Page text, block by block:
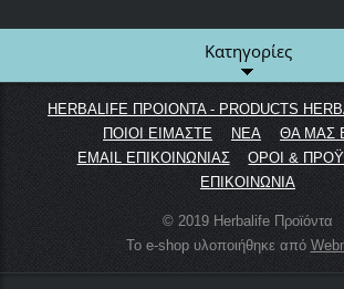
Κατηγορίες
HERBALIFE ΠΡΟΙΟΝΤΑ - PRODUCTS
ΠΟΙΟΙ ΕΙΜΑΣΤΕ
ΝΕΑ
ΘΑ ΜΑΣ
EMAIL ΕΠΙΚΟΙΝΩΝΙΑΣ
ΟΡΟΙ &
ΕΠΙΚΟΙΝΩΝΙΑ
© 2019 Herbalife Προϊόντα
Το e-shop υλοποιήθηκε από